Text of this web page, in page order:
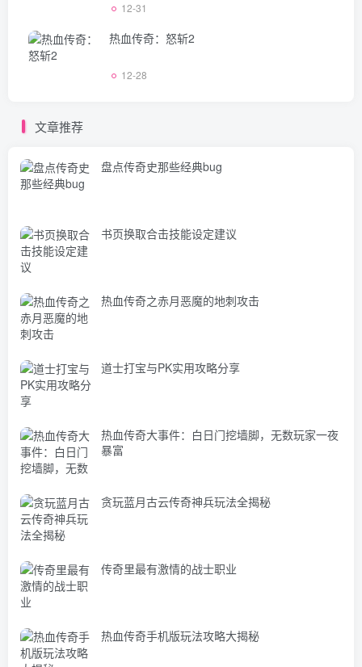
12-31
热血传奇：怒斩2
12-28
文章推荐
盘点传奇史那些经典bug
书页换取合击技能设定建议
热血传奇之赤月恶魔的地刺攻击
道士打宝与PK实用攻略分享
热血传奇大事件：白日门挖墙脚，无数玩家一夜
暴富
贪玩蓝月古云传奇神兵玩法全揭秘
传奇里最有激情的战士职业
热血传奇手机版玩法攻略大揭秘